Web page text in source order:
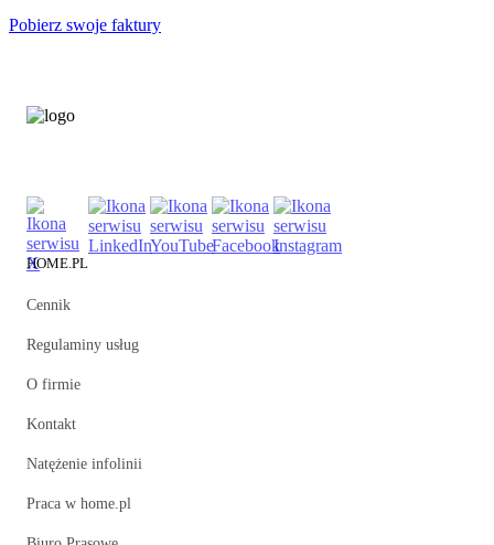
Pobierz swoje faktury
HOME.PL
Cennik
Regulaminy usług
O firmie
Kontakt
Natężenie infolinii
Praca w home.pl